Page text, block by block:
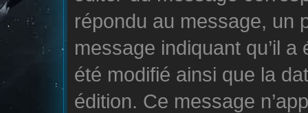
répondu au message, un
message indiquant qu’il
été modifié ainsi que la
édition. Ce message